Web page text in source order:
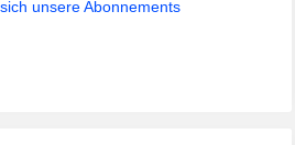
unsere Abonnements